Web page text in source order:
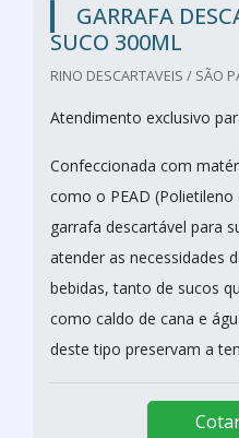
GARRAFA
SUCO 300ML
RINO DESCARTAVEIS / SÃO
Atendimento exclusivo
Confeccionada com
como o PEAD (Polietileno
garrafa descartável para
atender as necessidades
bebidas, tanto de sucos
como caldo de cana e
deste tipo preservam a